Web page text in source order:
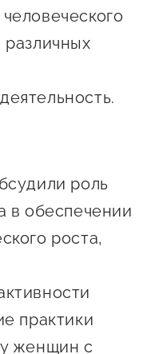
и
роль
в обеспечении
роста,
практики
женщин с